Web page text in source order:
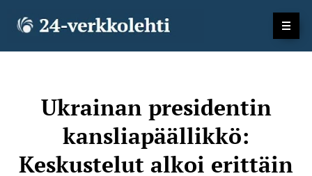
Ukrainan presidentin
kansliapäällikkö:
Keskustelut alkoi erittäin